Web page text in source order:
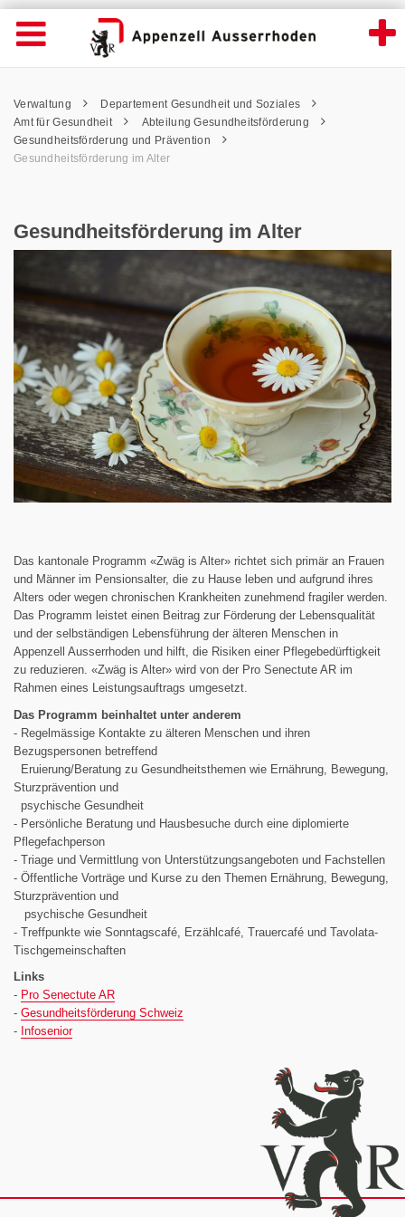
Gesundheitsförderung im Alter - Appenzell
Wichtige
Seiten
Home
Inhalt
Kontakt
Sitemap
Metanavigation
Navigation öffnen
Inhalt
Pfadnavigation
Verwaltung
Departement Gesundheit und Soziales
Amt für Gesundheit
Abteilung Gesundheitsförderung
Gesundheitsförderung und Prävention
Gesundheitsförderung im Alter
Gesundheitsförderung im Alter
Das kantonale Programm «Zwäg is Alter» richtet sich primär an Frauen
und Männer im Pensionsalter, die zu Hause leben und aufgrund ihres
Alters oder wegen chronischen Krankheiten zunehmend fragiler werden.
Das Programm leistet einen Beitrag zur Förderung der Lebensqualität
und der selbständigen Lebensführung der älteren Menschen in
Appenzell Ausserrhoden und hilft, die Risiken einer Pflegebedürftigkeit
zu reduzieren. «Zwäg is Alter» wird von der Pro Senectute AR im
Rahmen eines Leistungsauftrags umgesetzt.
Das Programm beinhaltet unter anderem
- Regelmässige Kontakte zu älteren Menschen und ihren
Bezugspersonen betreffend
Eruierung/Beratung zu Gesundheitsthemen wie Ernährung, Bewegung,
Sturzprävention und
psychische Gesundheit
- Persönliche Beratung und Hausbesuche durch eine diplomierte
Pflegefachperson
- Triage und Vermittlung von Unterstützungsangeboten und Fachstellen
- Öffentliche Vorträge und Kurse zu den Themen Ernährung, Bewegung,
Sturzprävention und
psychische Gesundheit
- Treffpunkte wie Sonntagscafé, Erzählcafé, Trauercafé und Tavolata-
Tischgemeinschaften
Links
- Pro Senectute AR
- Gesundheitsförderung Schweiz
- Infosenior